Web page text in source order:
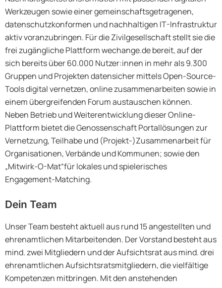
Werkzeugen sowie einer gemeinschaftsgetragenen,
datenschutzkonformen und nachhaltigen IT-Infrastruktur
aktiv voranzubringen. Für die Zivilgesellschaft stellt sie die
frei zugängliche Plattform wechange.de bereit, auf der
sich bereits über 60.000 Nutzer:innen in mehr als 9.300
Gruppen und Projekten datensicher mittels Open-Source-
Tools digital vernetzen, online zusammenarbeiten sowie in
einem übergreifenden Forum austauschen können.
Neben Betrieb und Weiterentwicklung dieser Online-
Plattform bietet die Genossenschaft Portallösungen zur
Vernetzung, Teilhabe und (Projekt-)Zusammenarbeit für
Organisationen, Verbände und Kommunen; sowie den
„Mitwirk-O-Mat“für lokales und spielerisches
Engagement-Matching.
Dein Team
Unser Team besteht aktuell aus rund 15 angestellten und
ehrenamtlichen Mitarbeitenden. Der Vorstand besteht aus
mind. zwei Mitgliedern und der Aufsichtsrat aus mind. drei
ehrenamtlichen Aufsichtsratsmitgliedern, die vielfältige
Kompetenzen mitbringen. Mit den anstehenden